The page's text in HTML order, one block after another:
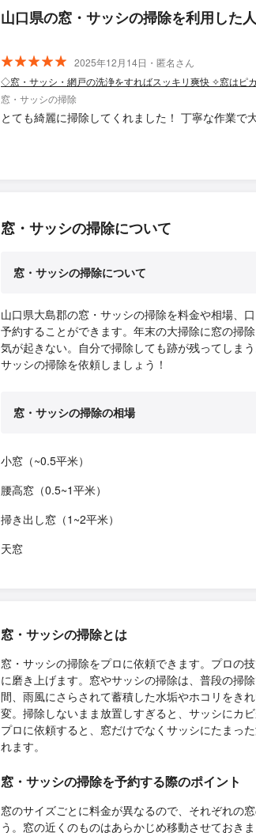
山口県の窓・サッシの掃除を利用した
2025年12月14日・匿名さん
◇窓・サッシ・網戸の洗浄をすればスッキリ爽快 ✧窓はピ
窓・サッシの掃除
とても綺麗に掃除してくれました！ 丁寧な作業で
窓・サッシの掃除について
窓・サッシの掃除について
山口県大島郡の窓・サッシの掃除を料金や相場、
予約することができます。年末の大掃除に窓の掃
気が起きない。自分で掃除しても跡が残ってしま
サッシの掃除を依頼しましょう！
窓・サッシの掃除の相場
小窓（~0.5平米）
腰高窓（0.5~1平米）
掃き出し窓（1~2平米）
天窓
窓・サッシの掃除とは
窓・サッシの掃除をプロに依頼できます。プロの
に磨き上げます。窓やサッシの掃除は、普段の掃
間、雨風にさらされて蓄積した水垢やホコリをき
変。掃除しないまま放置しすぎると、サッシにカ
プロに依頼すると、窓だけでなくサッシにたまっ
れます。
窓・サッシの掃除を予約する際のポイント
窓のサイズごとに料金が異なるので、それぞれの
う。窓の近くのものはあらかじめ移動させておき